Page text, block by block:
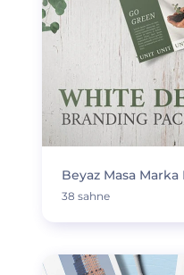
Beyaz Masa Marka
38 sahne